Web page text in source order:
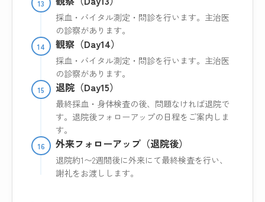
13
採血・バイタル測定・問診を行います。主治医
の診察があります。
14 観察（Day14）
採血・バイタル測定・問診を行います。主治医
の診察があります。
15 退院（Day15）
最終採血・身体検査の後、問題なければ退院で
す。退院後フォローアップの日程をご案内しま
す。
16 外来フォローアップ（退院後）
退院約1〜2週間後に外来にて最終検査を行い、
謝礼をお渡しします。